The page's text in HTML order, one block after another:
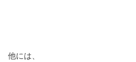
他には、